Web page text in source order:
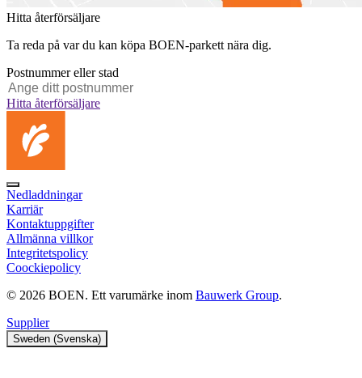
Hitta återförsäljare
Ta reda på var du kan köpa BOEN-parkett nära dig.
Postnummer eller stad
Hitta återförsäljare
Nedladdningar
Karriär
Kontaktuppgifter
Allmänna villkor
Integritetspolicy
Coockiepolicy
© 2026 BOEN. Ett varumärke inom Bauwerk Group.
Supplier
Sweden (Svenska)